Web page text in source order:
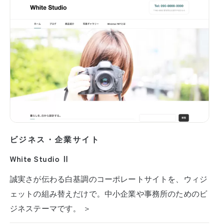
ビジネス・企業サイト
White Studio Ⅱ
誠実さが伝わる白基調のコーポレートサイトを、ウィジ
ェットの組み替えだけで。中小企業や事務所のためのビ
ジネステーマです。 ＞